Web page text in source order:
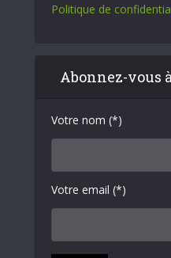
Politique de
Abonnez-vous
Votre nom (*)
Votre email (*)